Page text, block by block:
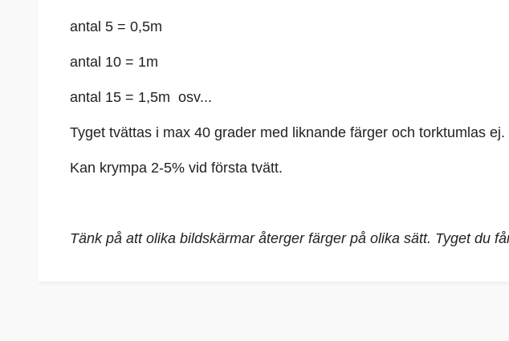
antal 5 = 0,5m
antal 10 = 1m
antal 15 = 1,5m osv...
Tyget tvättas i max 40 grader med liknande färger och torktumlas ej.
Kan krympa 2-5% vid första tvätt.
Tänk på att olika bildskärmar återger färger på olika sätt. Tyget du